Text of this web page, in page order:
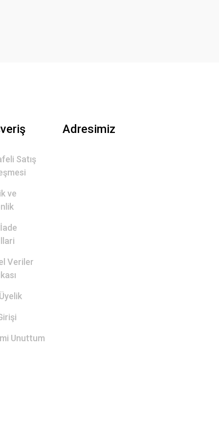
Satış
ve
Veriler
Unuttum
Adresimiz